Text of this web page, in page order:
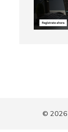
© 2026